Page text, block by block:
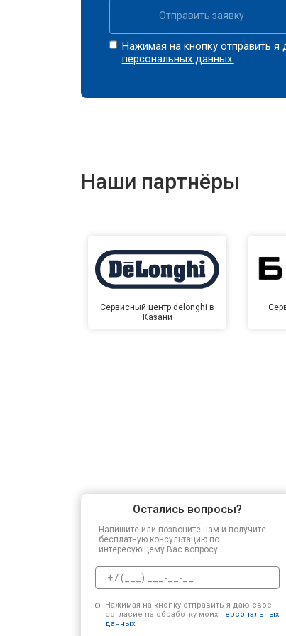
Отправить заявку
Нажимая на кнопку отправить
персональных данных.
Наши партнёры
Сервисный центр delonghi в
Казани
Остались вопросы?
Напишите или позвоните нам и получите
бесплатную консультацию по
интересующему Вас вопросу.
Нажимая на кнопку отправить я даю свое
согласие на обработку моих персональных
данных.